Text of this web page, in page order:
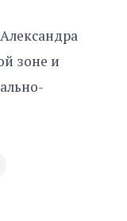
зоне и